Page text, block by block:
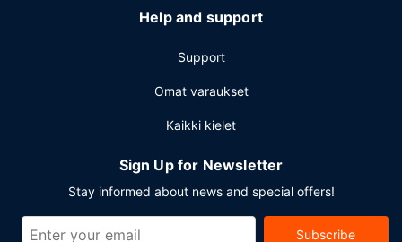
Help and support
Support
Omat varaukset
Kaikki kielet
Sign Up for Newsletter
Stay informed about news and special offers!
Subscribe